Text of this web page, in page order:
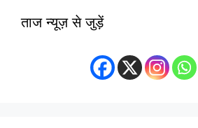
ताज न्यूज़ से जुड़ें